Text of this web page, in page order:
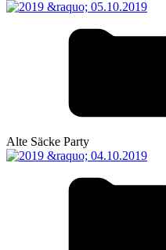
Alte Säcke Party